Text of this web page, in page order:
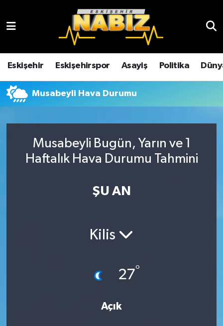
Eskişehir Eskişehirspor Asayiş Politika
Musabeyli Hava Durumu
Musabeyli Bugün, Yarın ve 1
Haftalık Hava Durumu Tahmini
ŞU AN
Kilis
27°
Açık
Çevre
Dünya
Ekonomi
Eskişehir
Eskişehir Hava Durumu
Eskişehir Trafik Yoğunluk Haritası
TFF 3.Lig 4.Grup Puan Durumu ve Fikstür
Son Dakika Haberleri
Haber Arşivi